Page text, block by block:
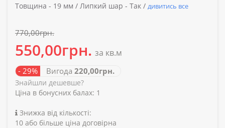
Товщина - 19 мм / Липкий шар - Так / дивитись все
770,00грн.
550,00грн. за кв.м
- 29% Вигода 220,00грн.
Знайшли дешевше?
Ціна в бонусних балах: 1
Знижка від кількості:
10 або більше ціна договірна